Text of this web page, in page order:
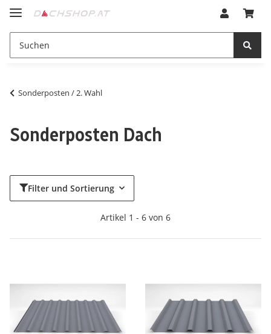
Sonderposten / 2. Wahl
Sonderposten Dach
Filter und Sortierung
Artikel 1 - 6 von 6